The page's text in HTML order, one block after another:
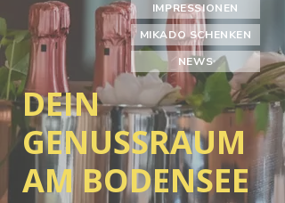
IMPRESSIONEN
MIKADO SCHENKEN
NEWS
DEIN
GENUSSRAUM
AM BODENSEE